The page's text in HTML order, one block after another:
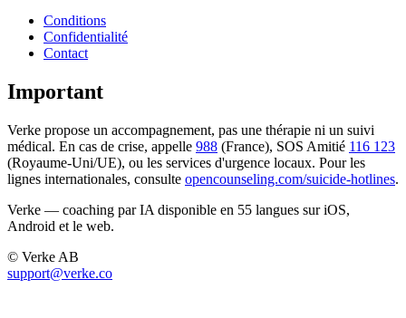
Conditions
Confidentialité
Contact
Important
Verke propose un accompagnement, pas une thérapie ni un suivi
médical. En cas de crise, appelle 988 (France), SOS Amitié 116 123
(Royaume-Uni/UE), ou les services d'urgence locaux. Pour les
lignes internationales, consulte opencounseling.com/suicide-hotlines.
Verke — coaching par IA disponible en 55 langues sur iOS,
Android et le web.
© Verke AB
support@verke.co